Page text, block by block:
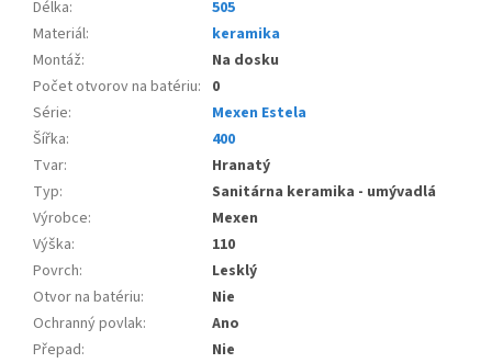
Délka:
505
Materiál:
keramika
Montáž:
Na dosku
Počet otvorov na batériu: 0
Série:
Mexen Estela
Šířka:
400
Tvar:
Hranatý
Typ:
Sanitárna keramika - umývadlá
Výrobce:
Mexen
Výška:
110
Povrch:
Lesklý
Otvor na batériu:
Nie
Ochranný povlak:
Ano
Přepad:
Nie